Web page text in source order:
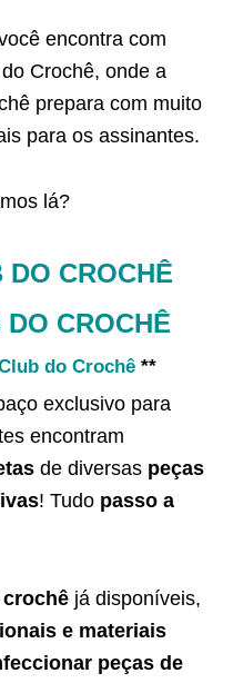
encontra com
Crochê, onde a
prepara com muito
para os assinantes.
lá?
CROCHÊ
CROCHÊ
do Crochê **
exclusivo para
encontram
de diversas peças
! Tudo passo a
crochê já disponíveis,
e materiais
peças de